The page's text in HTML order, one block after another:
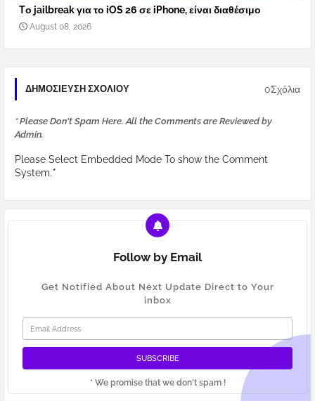
Tο jailbreak για το iOS 26 σε iPhone, είναι διαθέσιμο
August 08, 2026
ΔΗΜΟΣΊΕΥΣΗ ΣΧΟΛΊΟΥ 0Σχόλια
* Please Don't Spam Here. All the Comments are Reviewed by
Admin.
Please Select Embedded Mode To show the Comment
System.*
Follow by Email
Get Notified About Next Update Direct to Your
inbox
* We promise that we don't spam !